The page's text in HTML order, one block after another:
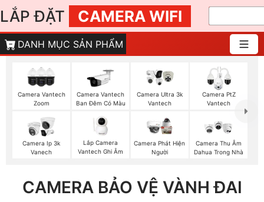
LẮP ĐẶT CAMERA WIFI
DANH MỤC SẢN PHẨM
Camera Vantech
Zoom
Camera Vantech
Ban Đêm Có Màu
Camera Ultra 3k
Vantech
Camera PtZ
Vantech
Camera Ip 3k
Vanech
Lắp Camera
Vantech Ghi Âm
Camera Phát Hiện
Người
Camera Thu Âm
Dahua Trong Nhà
CAMERA BẢO VỆ VÀNH ĐAI